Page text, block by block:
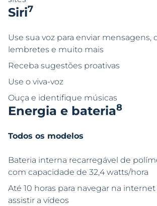
Siri7
Use sua voz para enviar mensagens,
lembretes e muito mais
Receba sugestões proativas
Use o viva-voz
Ouça e identifique músicas
Energia e bateria8
Todos os modelos
Bateria interna recarregável de
com capacidade de 32,4 watts/hora
Até 10 horas para navegar na
assistir a vídeos